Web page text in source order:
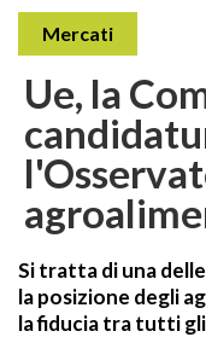
Mercati
Ue, la
Si tratta di una
la posizione degli
la fiducia tra tutti